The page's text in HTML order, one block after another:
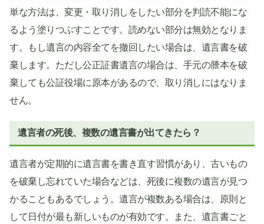
単な方法は、変更・取り消しをしたい部分を判読不能にな
るよう塗りつぶすことです。読めない部分は無効となりま
す。もし遺言の内容全てを撤回したい場合は、遺言書を破
棄します。ただし公正証書遺言の場合は、手元の謄本を破
棄しても公証役場に原本があるので、取り消しにはなりま
せん。
遺言者の死後、複数の遺言書が出てきたら？
遺言者が定期的に遺言書を書き直す習慣があり、古いもの
を破棄し忘れていた場合などは、死後に複数の遺言が見つ
かることもあるでしょう。遺言が複数ある場合は、原則と
して日付が最も新しいものが有効です。また、遺言書ごと